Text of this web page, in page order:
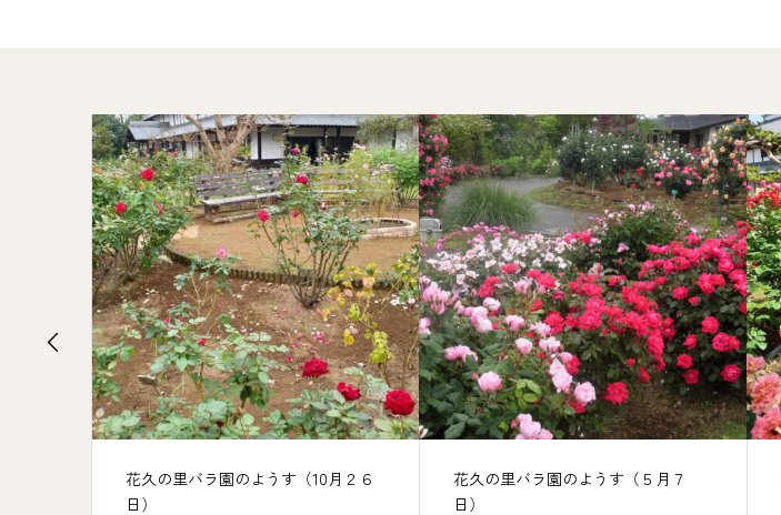
花久の里バラ園のようす（10月２６
日）
花久の里バラ園のようす（５月７
日）